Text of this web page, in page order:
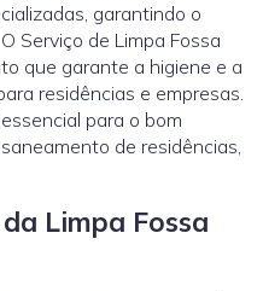
garantindo o
Serviço de Limpa Fossa
que garante a higiene e a
residências e empresas.
para o bom
de residências,
Limpa Fossa